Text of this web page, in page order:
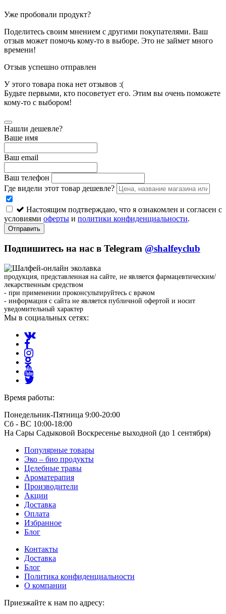
Уже пробовали продукт?
Поделитесь своим мнением с другими покупателями. Ваш
отзыв может помочь кому-то в выборе. Это не займет много
времени!
Отзыв успешно отправлен
У этого товара пока нет отзывов :(
Будьте первыми, кто посоветует его. Этим вы очень поможете
кому-то с выбором!
Нашли дешевле?
Ваше имя
Ваш email
Ваш телефон
Где видели этот товар дешевле?
Настоящим подтверждаю, что я ознакомлен и согласен с
условиями оферты и политики конфиденциальности.
Отправить
Подпишитесь на нас в Telegram @shalfeyclub
продукция, представленная на сайте, не является фармацевтическим/
лекарственным средством
- при применении проконсультируйтесь с врачом
- информация с сайта не является публичной офертой и носит
уведомительный характер
Мы в социальных сетях:
Время работы:
Понедельник-Пятница 9:00-20:00
Сб - ВС 10:00-18:00
На Сары Садыковой Воскресенье выходной (до 1 сентября)
Популярные товары
Эко – био продукты
Целебные травы
Ароматерапия
Производители
Акции
Доставка
Оплата
Избранное
Блог
Контакты
Доставка
Блог
Политика конфиденциальности
О компании
Приезжайте к нам по адресу: